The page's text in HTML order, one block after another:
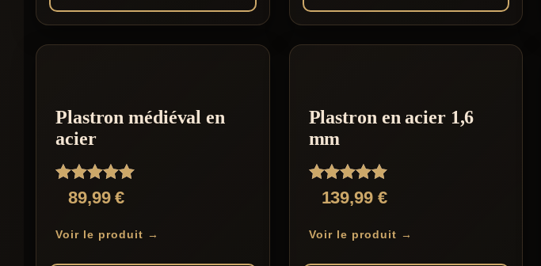
du
produit
du
produit
Plastron médiéval en
acier
Note
5.00
89,99€
Voir le produit →
Plastron en acier 1,6
mm
Note
5.00
139,99 €
Voir le produit →